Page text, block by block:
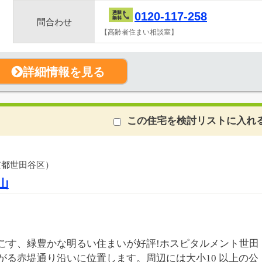
問合わせ 0120-117-258
【高齢者住まい相談室】
詳細情報を見る
この住宅を検討リストに入れ
世田谷区）
す、緑豊かな明るい住まいが好評!ホスピタルメント世田
る赤堤通り沿いに位置します。周辺には大小10 以上の公